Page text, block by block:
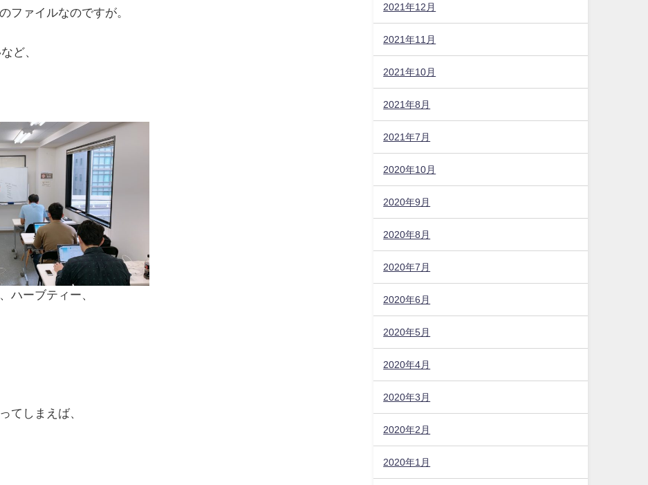
ファイルなのですが。
ど、
ハーブティー、
てしまえば、
2021年12月
2021年11月
2021年10月
2021年8月
2021年7月
2020年10月
2020年9月
2020年8月
2020年7月
2020年6月
2020年5月
2020年4月
2020年3月
2020年2月
2020年1月